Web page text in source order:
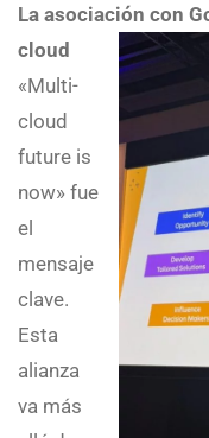
La asociación con
cloud
«Multi-
cloud
future is
now» fue
el
mensaje
clave.
Esta
alianza
va más